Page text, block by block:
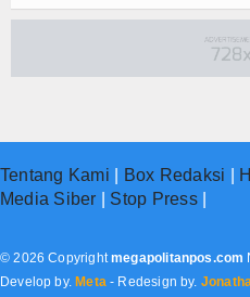
Tentang Kami Box Redaksi
Media Siber
Stop Press|
© 2026 Copyrightmegapolitanpos.com
Develop by. Meta- Redesign by.